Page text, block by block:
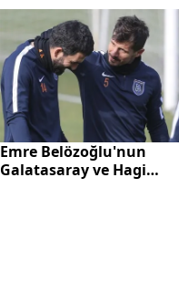
Emre Belözoğlu'nun
Galatasaray ve Hagi